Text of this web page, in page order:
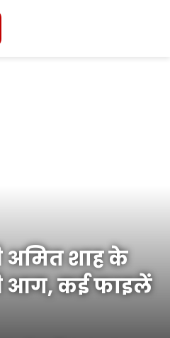
अमित शाह के
आग, कई फाइलें